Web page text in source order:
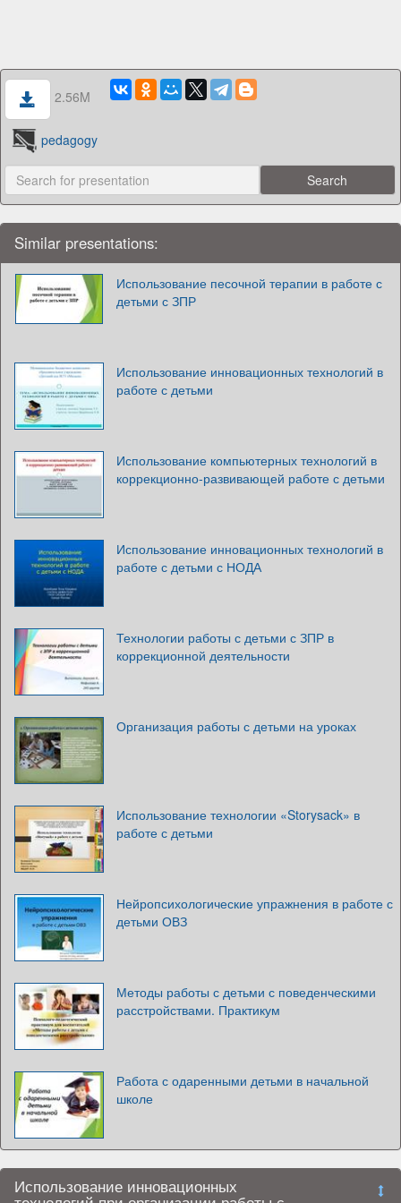
2.56M
pedagogy
Similar presentations:
Использование песочной терапии в работе с
детьми с ЗПР
Использование инновационных технологий в
работе с детьми
Использование компьютерных технологий в
коррекционно-развивающей работе с детьми
Использование инновационных технологий в
работе с детьми с НОДА
Технологии работы с детьми с ЗПР в
коррекционной деятельности
Организация работы с детьми на уроках
Использование технологии «Storysack» в
работе с детьми
Нейропсихологические упражнения в работе с
детьми ОВЗ
Методы работы с детьми с поведенческими
расстройствами. Практикум
Работа с одаренными детьми в начальной
школе
Использование инновационных